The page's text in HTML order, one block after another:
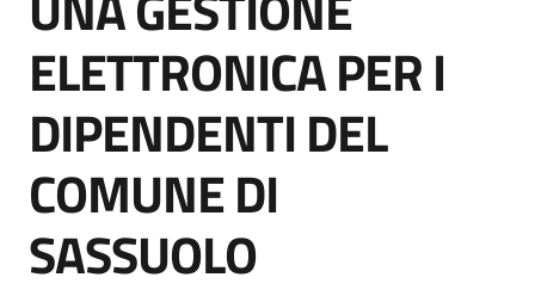
Piattaforme
telematiche
English
site
ELETTRONICA PER I
DIPENDENTI DEL
COMUNE DI
SASSUOLO